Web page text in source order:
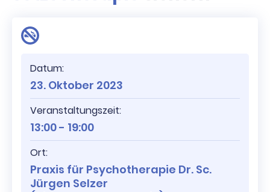
Datum:
23. Oktober 2023
Veranstaltungszeit:
13:00 - 19:00
Ort:
Praxis für Psychotherapie Dr. Sc.
Jürgen Selzer